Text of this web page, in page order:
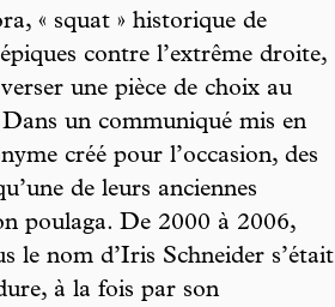
« squat » historique de
contre l’extrême droite,
une pièce de choix au
Dans un communiqué mis en
créé pour l’occasion, des
de leurs anciennes
poulaga. De 2000 à 2006,
le nom d’Iris Schneider s’était
à la fois par son